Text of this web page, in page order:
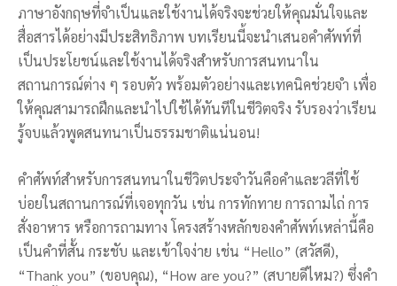
ภาษาอังกฤษที่จำเป็นและใช้งานได้จริงจะช่วยให้คุณมั่นใจและ
สื่อสารได้อย่างมีประสิทธิภาพ บทเรียนนี้จะนำเสนอคำศัพท์ที่
เป็นประโยชน์และใช้งานได้จริงสำหรับการสนทนาใน
สถานการณ์ต่าง ๆ รอบตัว พร้อมตัวอย่างและเทคนิคช่วยจำ เพื่อ
ให้คุณสามารถฝึกและนำไปใช้ได้ทันทีในชีวิตจริง รับรองว่าเรียน
รู้จบแล้วพูดสนทนาเป็นธรรมชาติแน่นอน!
คำศัพท์สำหรับการสนทนาในชีวิตประจำวันคือคำและวลีที่ใช้
บ่อยในสถานการณ์ที่เจอทุกวัน เช่น การทักทาย การถามไถ่ การ
สั่งอาหาร หรือการถามทาง โครงสร้างหลักของคำศัพท์เหล่านี้คือ
เป็นคำที่สั้น กระชับ และเข้าใจง่าย เช่น “Hello” (สวัสดี),
“Thank you” (ขอบคุณ), “How are you?” (สบายดีไหม?) ซึ่งคำ